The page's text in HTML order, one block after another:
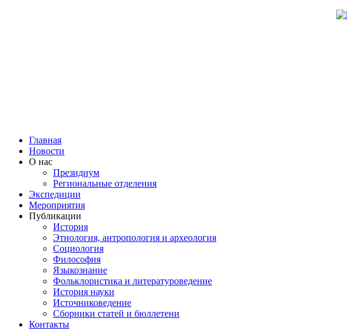
Главная
Новости
О нас
Президиум
Региональные отделения
Экспедиции
Мероприятия
Публикации
История
Этнология, антропология и археология
Социология
Философия
Языкознание
Фольклористика и литературоведение
История науки
Источниковедение
Cборники статей и бюллетени
Контакты